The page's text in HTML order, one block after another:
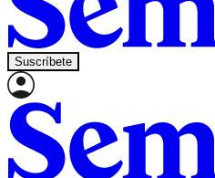
Suscríbete